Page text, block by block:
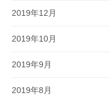
2019年12月
2019年10月
2019年9月
2019年8月